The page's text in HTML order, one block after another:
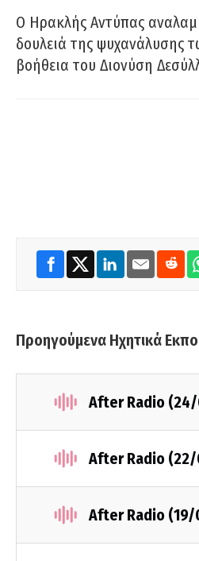
Ο Ηρακλής Αντύπας
δουλειά της ψυχανάλυσης
βοήθεια του Διονύση
Προηγούμενα Ηχητικά
After Radio
After Radio
After Radio